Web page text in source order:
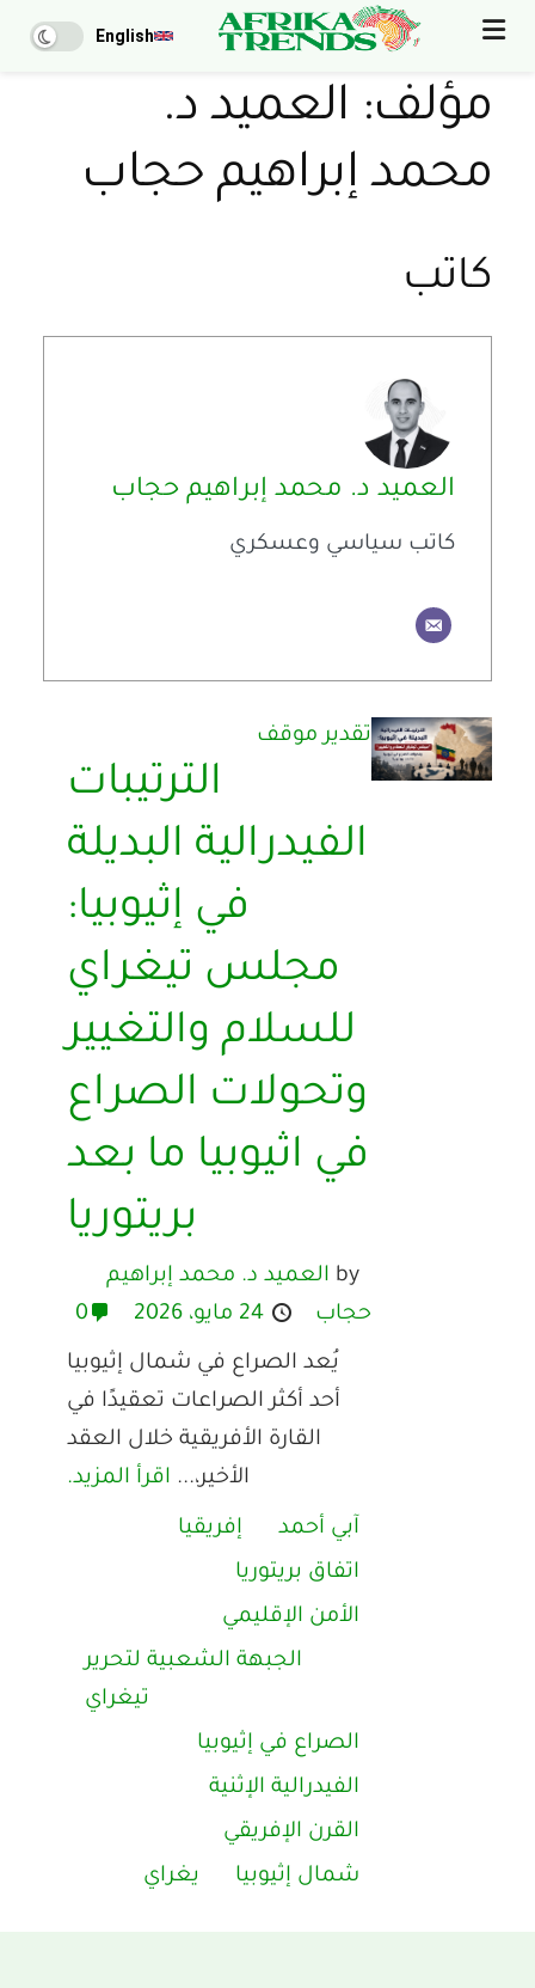
English
مؤلف: العميد د.
محمد إبراهيم حجاب
كاتب
العميد د. محمد إبراهيم حجاب
كاتب سياسي وعسكري
تقدير موقف
الترتيبات
الفيدرالية البديلة
في إثيوبيا:
مجلس تيغراي
للسلام والتغيير
وتحولات الصراع
في اثيوبيا ما بعد
بريتوريا
by العميد د. محمد إبراهيم
حجاب
24 مايو، 2026 0
يُعد الصراع في شمال إثيوبيا
أحد أكثر الصراعات تعقيدًا في
القارة الأفريقية خلال العقد
الأخير،... اقرأ المزيد.
آبي أحمد
إفريقيا
اتفاق بريتوريا
الأمن الإقليمي
الجبهة الشعبية لتحرير
تيغراي
الصراع في إثيوبيا
الفيدرالية الإثنية
القرن الإفريقي
شمال إثيوبيا
يغراي